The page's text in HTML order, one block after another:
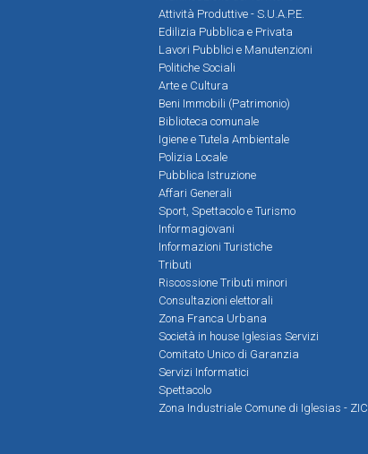
Attività Produttive - S.U.A.P.E.
Edilizia Pubblica e Privata
Lavori Pubblici e Manutenzioni
Politiche Sociali
Arte e Cultura
Beni Immobili (Patrimonio)
Biblioteca comunale
Igiene e Tutela Ambientale
Polizia Locale
Pubblica Istruzione
Affari Generali
Sport, Spettacolo e Turismo
Informagiovani
Informazioni Turistiche
Tributi
Riscossione Tributi minori
Consultazioni elettorali
Zona Franca Urbana
Società in house Iglesias Servizi
Comitato Unico di Garanzia
Servizi Informatici
Spettacolo
Zona Industriale Comune di Iglesias - ZIC